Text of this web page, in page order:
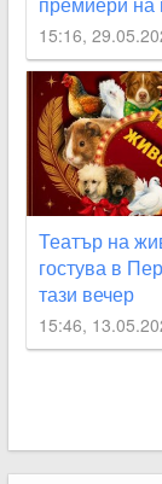
“Свекърва“
15:16,
Театър на
гостува в
тази вечер
15:46,